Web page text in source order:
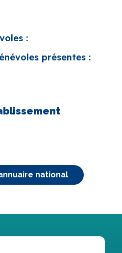
:
présentes :
national